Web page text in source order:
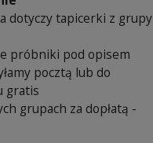
dotyczy tapicerki z grupy
próbniki pod opisem
pocztą lub do
gratis
grupach za dopłatą -